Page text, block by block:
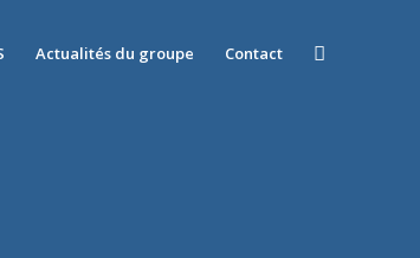
Actualités du groupe Contact